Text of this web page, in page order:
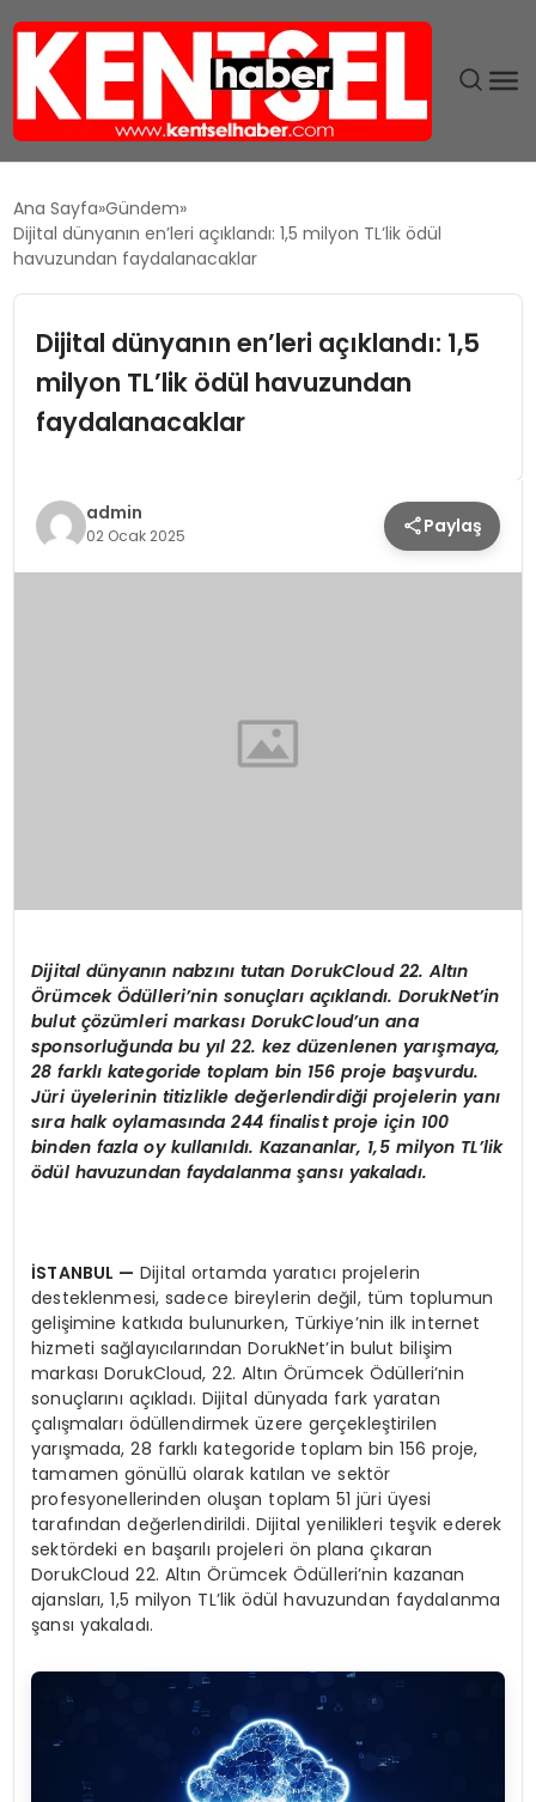
GÜNDEM
EĞITIM
TEKNOLOJI
MAGAZIN
KÜLTÜR & SANAT
Ana Sayfa Gündem
Dijital dünyanın en’leri açıklandı: 1,5 milyon TL’lik ödül
havuzundan faydalanacaklar
Dijital dünyanın en’leri açıklandı: 1,5
milyon TL’lik ödül havuzundan
faydalanacaklar
admin
02 Ocak 2025 Paylaş
Dijital dünyanın nabzını tutan DorukCloud 22. Altın
Örümcek Ödülleri’nin sonuçları açıklandı. DorukNet’in
bulut çözümleri markası DorukCloud’un ana
sponsorluğunda bu yıl 22. kez düzenlenen yarışmaya,
28 farklı kategoride toplam bin 156 proje başvurdu.
Jüri üyelerinin titizlikle değerlendirdiği projelerin yanı
sıra halk oylamasında 244 finalist proje için 100
binden fazla oy kullanıldı. Kazananlar, 1,5 milyon TL’lik
ödül havuzundan faydalanma şansı yakaladı.
İSTANBUL — Dijital ortamda yaratıcı projelerin
desteklenmesi, sadece bireylerin değil, tüm toplumun
gelişimine katkıda bulunurken, Türkiye’nin ilk internet
hizmeti sağlayıcılarından DorukNet’in bulut bilişim
markası DorukCloud, 22. Altın Örümcek Ödülleri’nin
sonuçlarını açıkladı. Dijital dünyada fark yaratan
çalışmaları ödüllendirmek üzere gerçekleştirilen
yarışmada, 28 farklı kategoride toplam bin 156 proje,
tamamen gönüllü olarak katılan ve sektör
profesyonellerinden oluşan toplam 51 jüri üyesi
tarafından değerlendirildi. Dijital yenilikleri teşvik ederek
sektördeki en başarılı projeleri ön plana çıkaran
DorukCloud 22. Altın Örümcek Ödülleri’nin kazanan
ajansları, 1,5 milyon TL’lik ödül havuzundan faydalanma
şansı yakaladı.